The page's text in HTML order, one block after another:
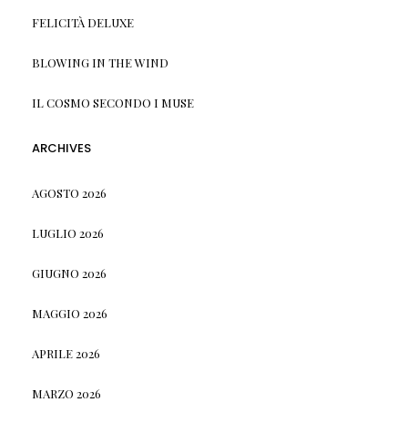
FELICITÀ DELUXE
BLOWING IN THE WIND
IL COSMO SECONDO I MUSE
ARCHIVES
AGOSTO 2026
LUGLIO 2026
GIUGNO 2026
MAGGIO 2026
APRILE 2026
MARZO 2026